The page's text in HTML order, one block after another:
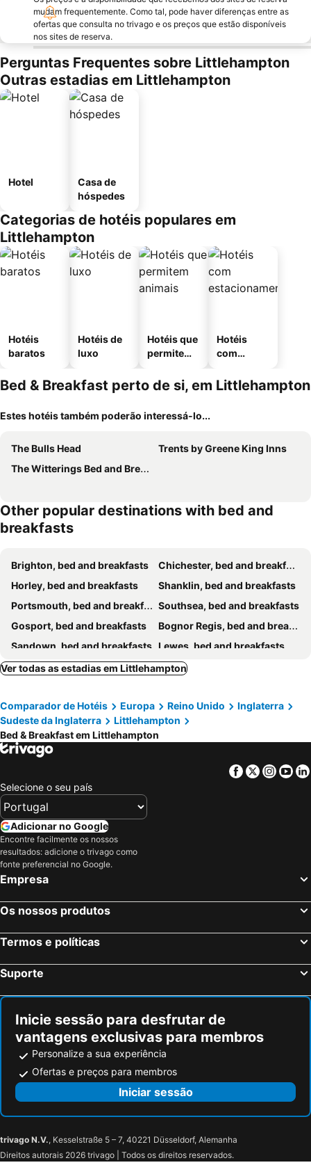
mudam frequentemente. Como tal, pode haver diferenças entre as
ofertas que consulta no trivago e os preços que estão disponíveis
nos sites de reserva.
Perguntas Frequentes sobre Littlehampton
Outras estadias em Littlehampton
Hotel
Casa de
hóspedes
Categorias de hotéis populares em
Littlehampton
Hotéis
baratos
Hotéis de
luxo
Hotéis que
permitem
Hotéis
com
mento
Bed & Breakfast perto de si, em Littlehampton
Estes hotéis também poderão interessá-lo...
The Bulls Head
Trents by Greene King Inns
The Witterings Bed and Breakfast
Other popular destinations with bed and
breakfasts
Brighton, bed and breakfasts
Chichester, bed and breakfasts
Horley, bed and breakfasts
Shanklin, bed and breakfasts
Portsmouth, bed and breakfasts
Southsea, bed and breakfasts
Gosport, bed and breakfasts
Bognor Regis, bed and breakfasts
Sandown, bed and breakfasts Lewes, bed and breakfasts
Ryde, bed and breakfasts
Crawley, bed and breakfasts
Haywards Heath, bed and breakfasts
Shedfield, bed and breakfasts
Guildford, bed and breakfasts Horsham, bed and breakfasts
Godalming, bed and breakfasts
Petersfield, bed and breakfasts
Uckfield, bed and breakfasts
East Wittering, bed and breakfasts
Newick, bed and breakfasts
Arundel, bed and breakfasts
Emsworth, bed and breakfasts
Copthorne, bed and breakfasts
Alfriston, bed and breakfasts
Newhaven, bed and breakfasts
Farnham, bed and breakfasts
Peacehaven, bed and breakfasts
Ver todas as estadias em Littlehampton
Comparador de Hotéis Europa Reino Unido
Inglaterra
Sudeste da Inglaterra
Littlehampton
Bed & Breakfast em Littlehampton
Facebook
Twitter
Selecione o seu país
Adicionar no Google
Encontre facilmente os nossos
resultados: adicione o trivago como
fonte preferencial no Google.
Empresa
Os nossos produtos
Termos e políticas
Suporte
Inicie sessão para desfrutar de
vantagens exclusivas para membros
Personalize a sua experiência
Ofertas e preços para membros
Iniciar sessão
trivago N.V., Kesselstraße 5 – 7, 40221 Düsseldorf, Alemanha
Direitos autorais 2026 trivago | Todos os direitos reservados.